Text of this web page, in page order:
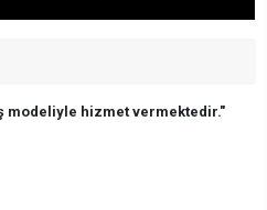
modeliyle hizmet vermektedir."